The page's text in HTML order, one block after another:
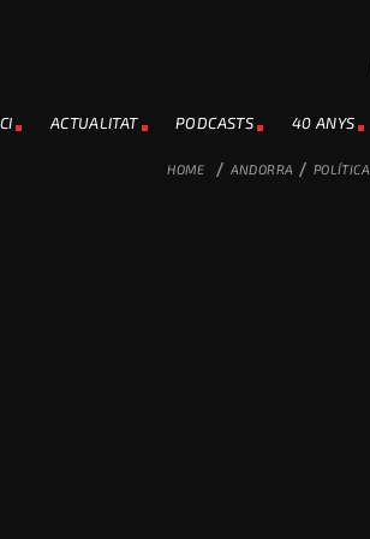
ACTUALITAT PODCASTS 40 ANYS
HOME / ANDORRA / POLÍTICA